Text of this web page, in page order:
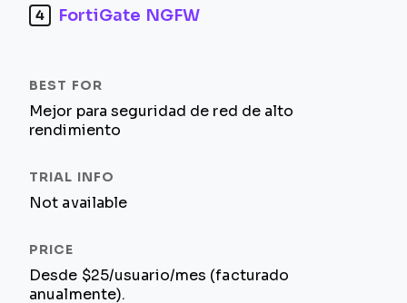
4 FortiGate NGFW
Mejor para seguridad de red de alto
rendimiento
Not available
Desde $25/usuario/mes (facturado
anualmente).